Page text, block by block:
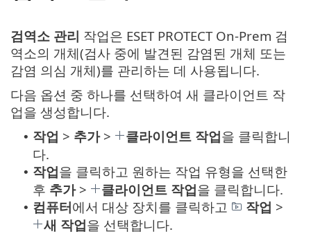
검역소 관리 작업은 ESET PROTECT On-Prem 검
역소의 개체(검사 중에 발견된 감염된 개체 또는
감염 의심 개체)를 관리하는 데 사용됩니다.
다음 옵션 중 하나를 선택하여 새 클라이언트 작
업을 생성합니다.
• 작업 > 추가> 클라이언트 작업을 클릭합니
다.
• 작업을 클릭하고 원하는 작업 유형을 선택한
후 추가> 클라이언트 작업을 클릭합니다.
• 컴퓨터에서 대상 장치를 클릭하고 작업 >
새 작업을 선택합니다.